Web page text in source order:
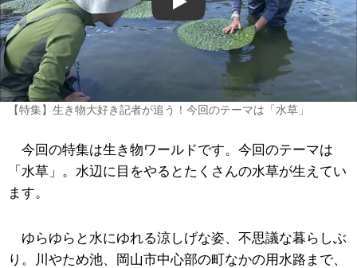
Play
【特集】生き物大好き記者が追う！今回のテーマは「水草」
今回の特集は生き物ワールドです。今回のテーマは
「水草」。水辺に目をやるとたくさんの水草が生えてい
ます。
ゆらゆらと水にゆれる涼しげな姿、不思議な暮らしぶ
り。川やため池、岡山市中心部の町なかの用水路まで、